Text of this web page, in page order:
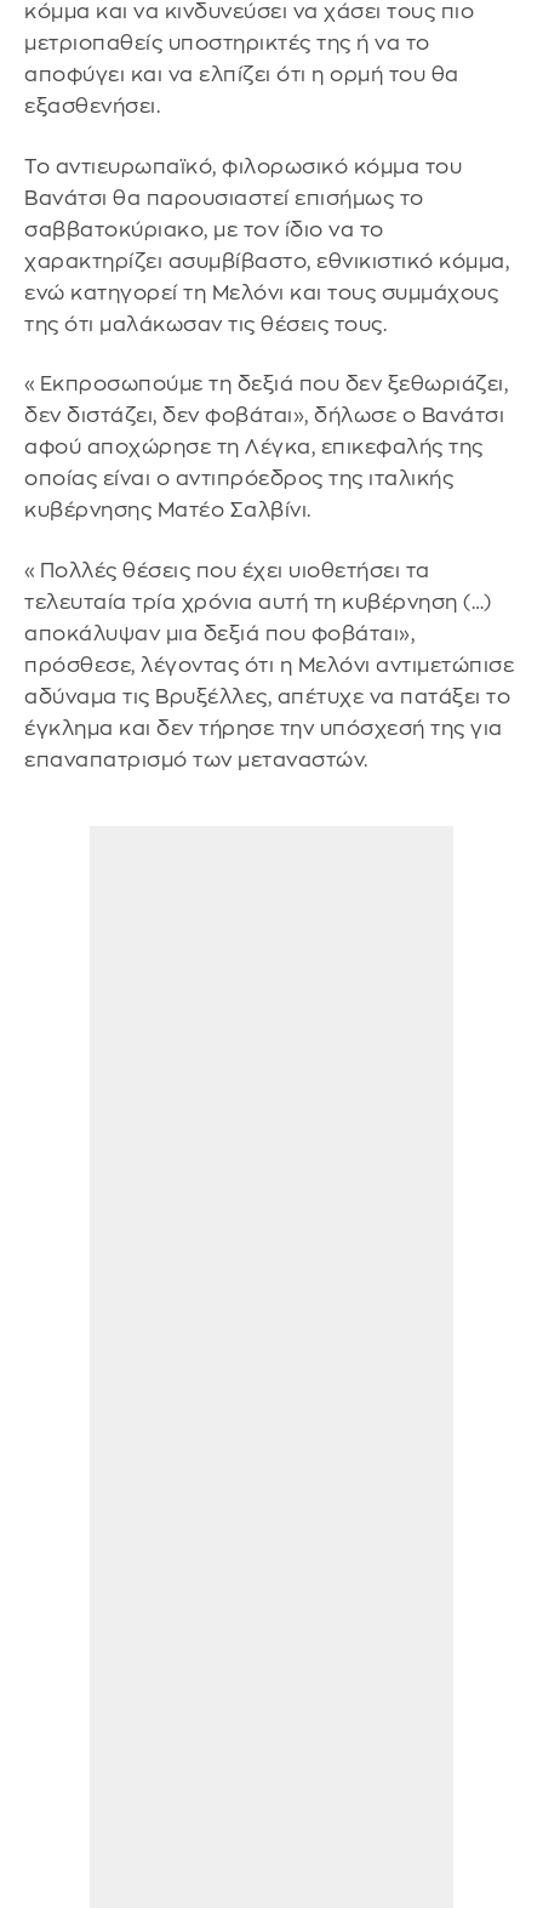
κόμμα και να κινδυνεύσει να χάσει τους πιο
μετριοπαθείς υποστηρικτές της ή να το
αποφύγει και να ελπίζει ότι η ορμή του θα
εξασθενήσει.
Το αντιευρωπαϊκό, φιλορωσικό κόμμα του
Βανάτσι θα παρουσιαστεί επισήμως το
σαββατοκύριακο, με τον ίδιο να το
χαρακτηρίζει ασυμβίβαστο, εθνικιστικό κόμμα,
ενώ κατηγορεί τη Μελόνι και τους συμμάχους
της ότι μαλάκωσαν τις θέσεις τους.
«Εκπροσωπούμε τη δεξιά που δεν ξεθωριάζει,
δεν διστάζει, δεν φοβάται», δήλωσε ο Βανάτσι
αφού αποχώρησε τη Λέγκα, επικεφαλής της
οποίας είναι ο αντιπρόεδρος της ιταλικής
κυβέρνησης Ματέο Σαλβίνι.
«Πολλές θέσεις που έχει υιοθετήσει τα
τελευταία τρία χρόνια αυτή τη κυβέρνηση (…)
αποκάλυψαν μια δεξιά που φοβάται»,
πρόσθεσε, λέγοντας ότι η Μελόνι αντιμετώπισε
αδύναμα τις Βρυξέλλες, απέτυχε να πατάξει το
έγκλημα και δεν τήρησε την υπόσχεσή της για
επαναπατρισμό των μεταναστών.